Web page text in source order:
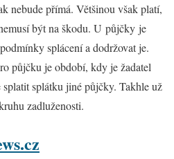
nebude přímá. Většinou však platí,
být na škodu. U půjčky je
splácení a dodržovat je.
půjčku je období, kdy je žadatel
splátku jiné půjčky. Takhle už
zadluženosti.